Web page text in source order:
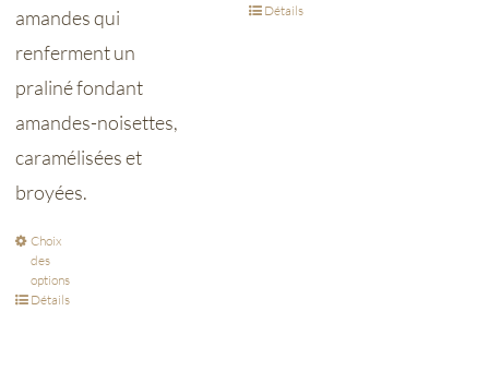
amandes qui
renferment un
praliné fondant
amandes-noisettes,
caramélisées et
broyées.
Choix
des
options
Détails
Détails